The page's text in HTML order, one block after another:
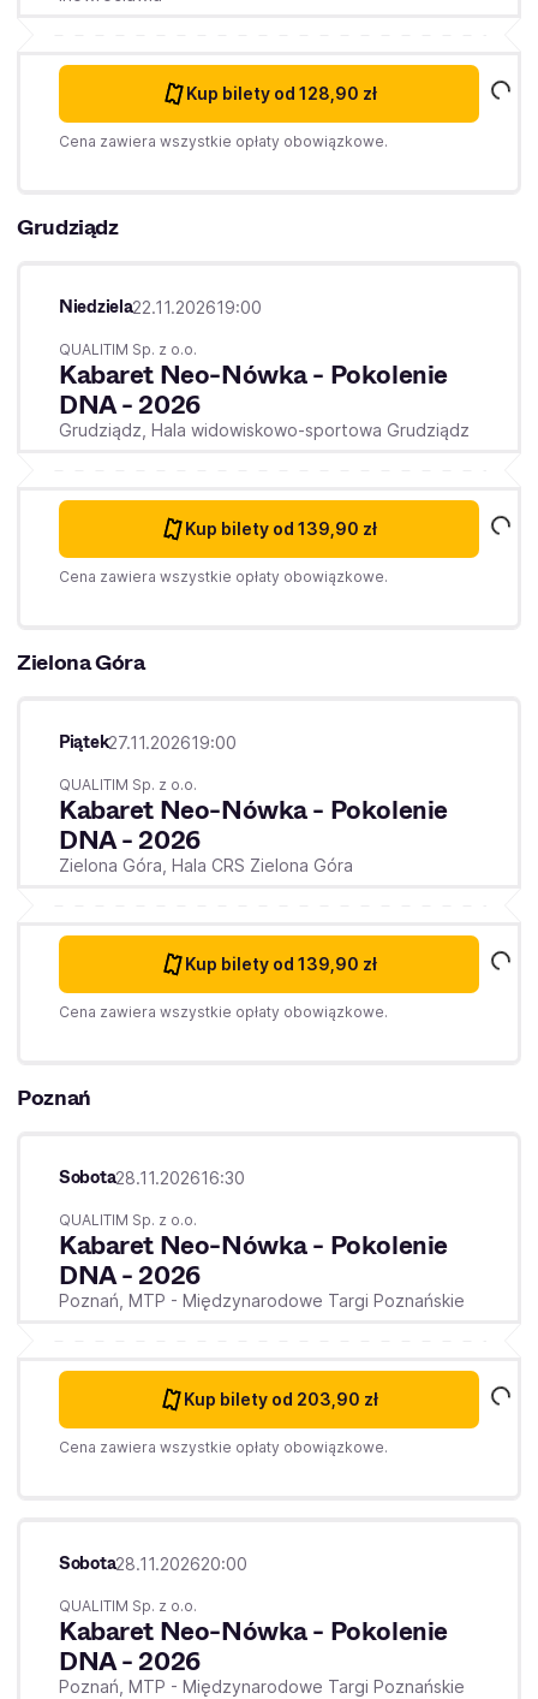
Kup bilety od 128,90 zł
Cena zawiera wszystkie opłaty obowiązkowe.
Grudziądz
Niedziela22.11.202619:00
QUALITIM Sp. z o.o.
Kabaret Neo-Nówka - Pokolenie
DNA - 2026
Grudziądz, Hala widowiskowo-sportowa Grudziądz
Kup bilety od 139,90 zł
Cena zawiera wszystkie opłaty obowiązkowe.
Zielona Góra
Piątek27.11.202619:00
QUALITIM Sp. z o.o.
Kabaret Neo-Nówka - Pokolenie
DNA - 2026
Zielona Góra, Hala CRS Zielona Góra
Kup bilety od 139,90 zł
Cena zawiera wszystkie opłaty obowiązkowe.
Poznań
Sobota28.11.202616:30
QUALITIM Sp. z o.o.
Kabaret Neo-Nówka - Pokolenie
DNA - 2026
Poznań, MTP - Międzynarodowe Targi Poznańskie
Kup bilety od 203,90 zł
Cena zawiera wszystkie opłaty obowiązkowe.
Sobota28.11.202620:00
QUALITIM Sp. z o.o.
Kabaret Neo-Nówka - Pokolenie
DNA - 2026
Poznań, MTP - Międzynarodowe Targi Poznańskie